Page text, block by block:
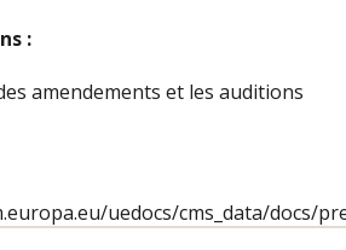
:
amendements et les auditions
uedocs/cms_data/docs/